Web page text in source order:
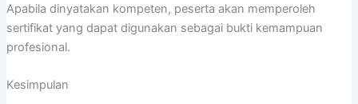
Apabila dinyatakan kompeten, peserta akan memperoleh
sertifikat yang dapat digunakan sebagai bukti kemampuan
profesional.
Kesimpulan